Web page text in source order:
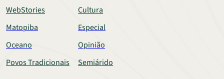
WebStories
Cultura
Matopiba
Especial
Oceano
Opinião
Povos Tradicionais
Semiárido